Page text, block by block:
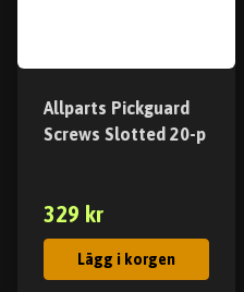
Allparts Pickguard
Screws Slotted 20-p
329 kr
Lägg i korgen